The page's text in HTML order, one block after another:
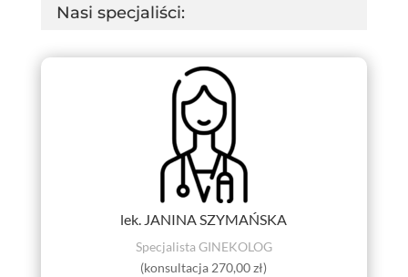
Nasi specjaliści:
lek. JANINA SZYMAŃSKA
Specjalista GINEKOLOG
(konsultacja 270,00 zł)